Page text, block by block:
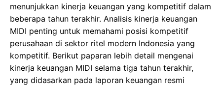
menunjukkan kinerja keuangan yang kompetitif dalam
beberapa tahun terakhir. Analisis kinerja keuangan
MIDI penting untuk memahami posisi kompetitif
perusahaan di sektor ritel modern Indonesia yang
kompetitif. Berikut paparan lebih detail mengenai
kinerja keuangan MIDI selama tiga tahun terakhir,
yang didasarkan pada laporan keuangan resmi